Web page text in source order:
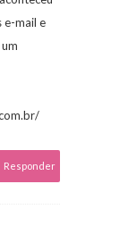
e-mail e
Responder